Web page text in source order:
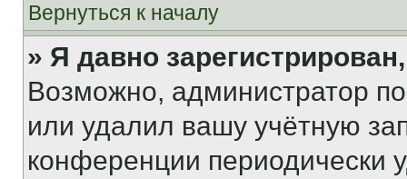
Вернуться к началу
» Я давно
Возможно, администратор
или удалил вашу учётную
конференции периодически